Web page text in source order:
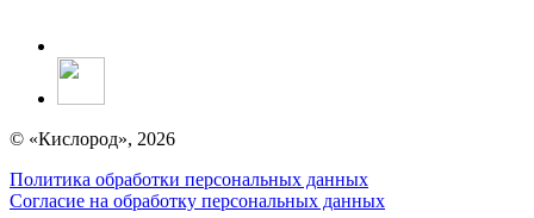
© «Кислород», 2026
Политика обработки персональных данных
Согласие на обработку персональных данных